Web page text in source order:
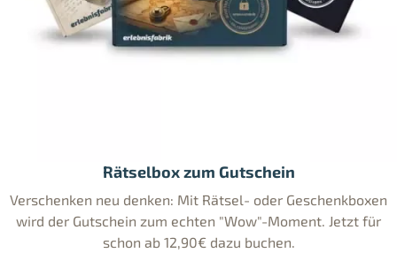
Rätselbox zum Gutschein
Verschenken neu denken: Mit Rätsel- oder Geschenkboxen
wird der Gutschein zum echten "Wow"-Moment. Jetzt für
schon ab 12,90€ dazu buchen.